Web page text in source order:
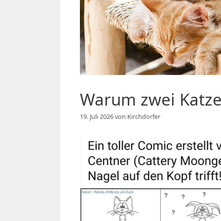
Warum zwei
19. Juli 2026von Kirchdorfer